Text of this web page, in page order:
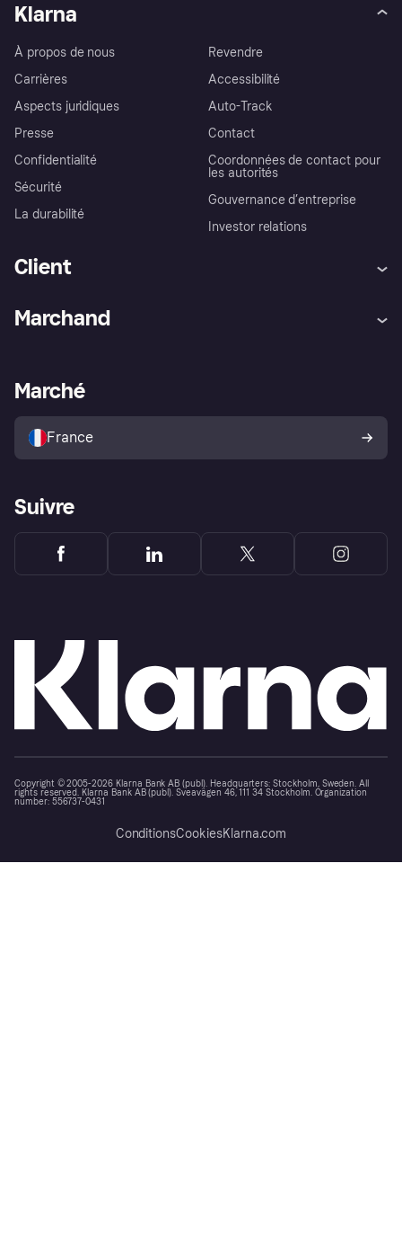
Klarna
À propos de nous
Carrières
Aspects juridiques
Presse
Confidentialité
Sécurité
La durabilité
Revendre
Accessibilité
Auto-Track
Contact
Coordonnées de contact pour
les autorités
Gouvernance d’entreprise
Investor relations
Client
Explorez les magasins
Politique de protection de
l’acheteur Klarna
Marchand
Portail Marchand
Marché
France
Suivre
Copyright © 2005-2026 Klarna Bank AB (publ). Headquarters: Stockholm, Sweden. All
rights reserved. Klarna Bank AB (publ). Sveavägen 46, 111 34 Stockholm. Organization
number: 556737-0431
ConditionsCookiesKlarna.com